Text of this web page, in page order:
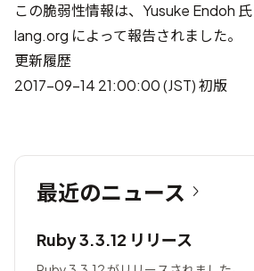
この脆弱性情報は、Yusuke Endoh 氏
lang.org によって報告されました。
更新履歴
2017-09-14 21:00:00 (JST) 初版
最近のニュース
Ruby 3.3.12 リリース